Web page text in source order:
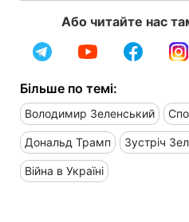
Або читайте нас
Більше по темі:
Володимир Зеленський
Дональд Трамп Зустріч
Війна в Україні